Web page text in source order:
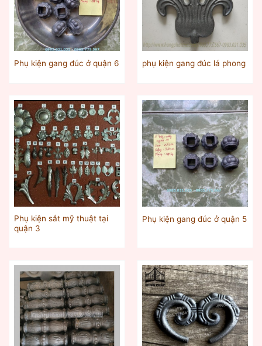
Phụ kiện gang đúc ở quận 6 phụ kiện gang đúc lá phong
Phụ kiện sắt mỹ thuật tại
quận 3
Phụ kiện gang đúc ở quận 5